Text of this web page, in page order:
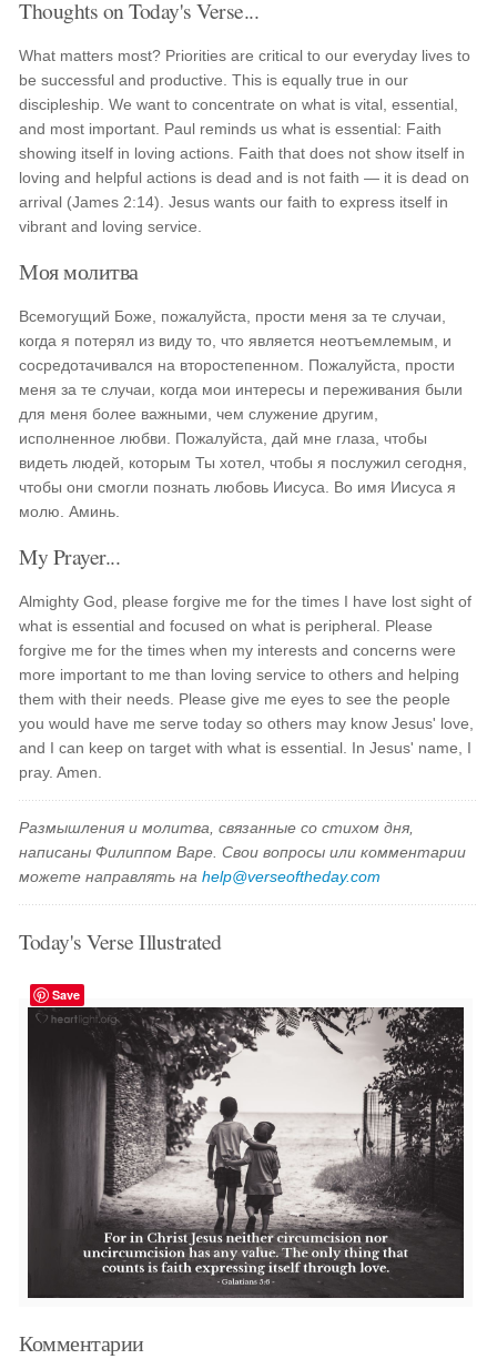
Thoughts on Today's Verse...
What matters most? Priorities are critical to our everyday lives to
be successful and productive. This is equally true in our
discipleship. We want to concentrate on what is vital, essential,
and most important. Paul reminds us what is essential: Faith
showing itself in loving actions. Faith that does not show itself in
loving and helpful actions is dead and is not faith — it is dead on
arrival (James 2:14). Jesus wants our faith to express itself in
vibrant and loving service.
Моя молитва
Всемогущий Боже, пожалуйста, прости меня за те случаи,
когда я потерял из виду то, что является неотъемлемым, и
сосредотачивался на второстепенном. Пожалуйста, прости
меня за те случаи, когда мои интересы и переживания были
для меня более важными, чем служение другим,
исполненное любви. Пожалуйста, дай мне глаза, чтобы
видеть людей, которым Ты хотел, чтобы я послужил сегодня,
чтобы они смогли познать любовь Иисуса. Во имя Иисуса я
молю. Аминь.
My Prayer...
Almighty God, please forgive me for the times I have lost sight of
what is essential and focused on what is peripheral. Please
forgive me for the times when my interests and concerns were
more important to me than loving service to others and helping
them with their needs. Please give me eyes to see the people
you would have me serve today so others may know Jesus' love,
and I can keep on target with what is essential. In Jesus' name, I
pray. Amen.
Размышления и молитва, связанные со стихом дня,
написаны Филиппом Варе. Свои вопросы или комментарии
можете направлять наhelp@verseoftheday.com
Today's Verse Illustrated
Save
Комментарии